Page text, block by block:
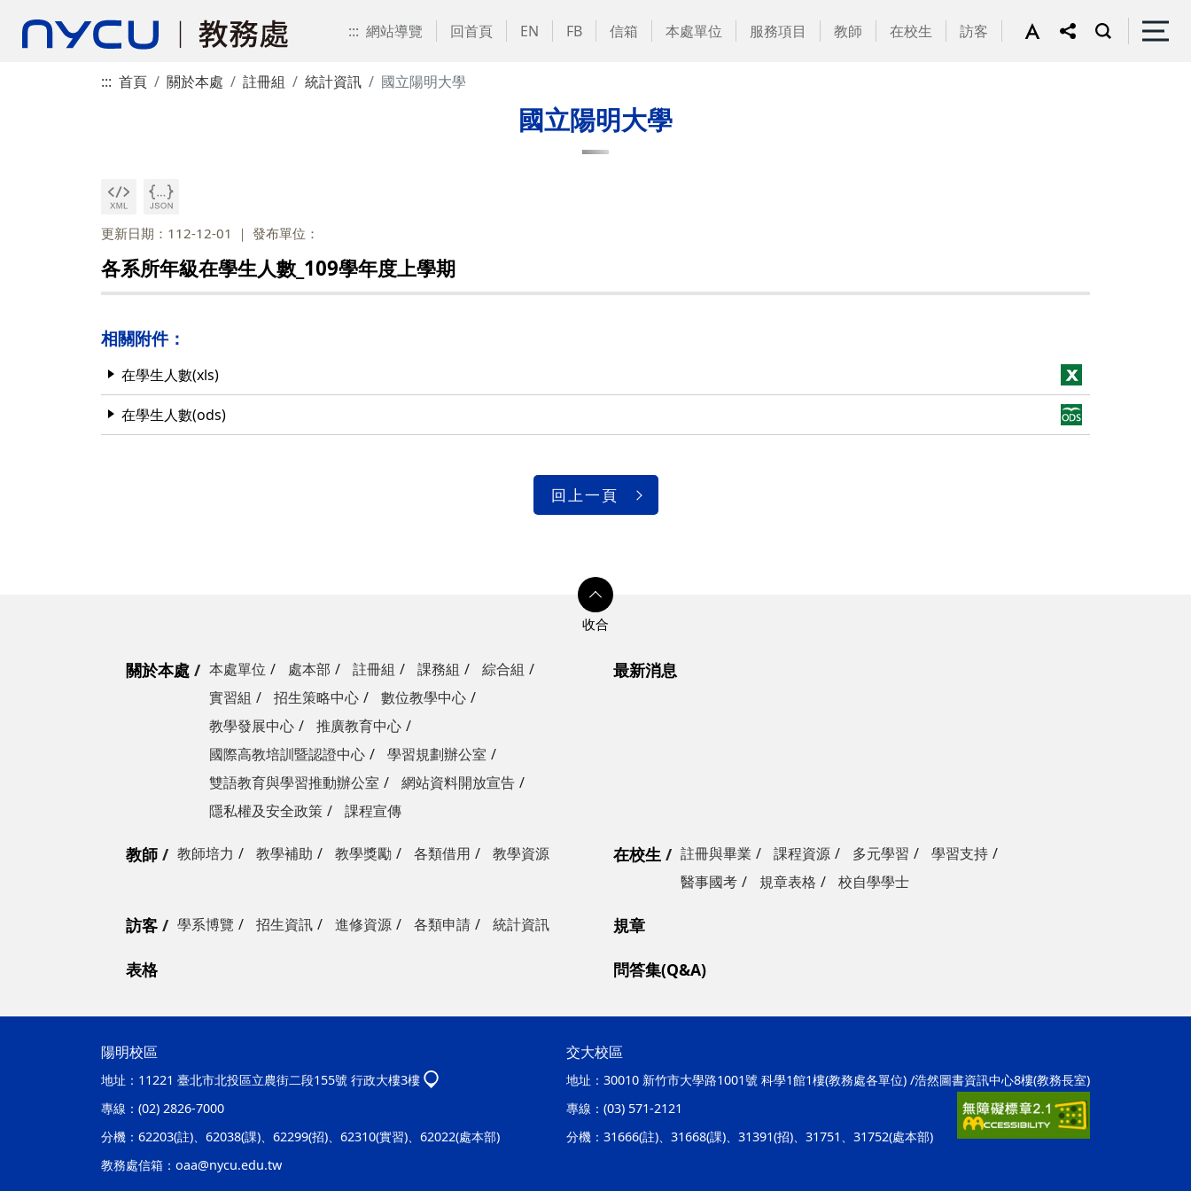
::: 網站導覽 回首頁 EN FB 信箱 本處單位 服務項目 教師 在校生 訪客
::: 首頁 關於本處 註冊組 統計資訊 國立陽明大學
國立陽明大學
更新日期：112-12-01 發布單位：
各系所年級在學生人數_109學年度上學期
相關附件：
在學生人數(xls)
在學生人數(ods)
回上一頁
關於本處 本處單位 處本部 註冊組 課務組
綜合組
實習組
招生策略中心
數位教學中心
教學發展中心
推廣教育中心
國際高教培訓暨認證中心
學習規劃辦公室
雙語教育與學習推動辦公室
網站資料開放宣告
隱私權及安全政策
課程宣傳
最新消息
教師 教師培力 教學補助 教學獎勵 各類借用 教學資源 在校生 註冊與畢業 課程資源 多元學習
學習支持
醫事國考
規章表格 校自學學士
訪客 學系博覽 招生資訊 進修資源 各類申請 統計資訊 規章
表格 問答集(Q&A)
陽明校區
地址： 11221 臺北市北投區立農街二段155號 行政大樓3樓
專線： (02) 2826-7000
分機： 62203(註)、62038(課)、62299(招)、62310(實習)、62022(處本部)
教務處信箱： oaa@nycu.edu.tw
交大校區
地址： 30010 新竹市大學路1001號 科學1館1樓(教務處各單位) /浩然圖書資訊中心8樓(教務長室)
專線： (03) 571-2121
分機： 31666(註)、31668(課)、31391(招)、31751、31752(處本部)